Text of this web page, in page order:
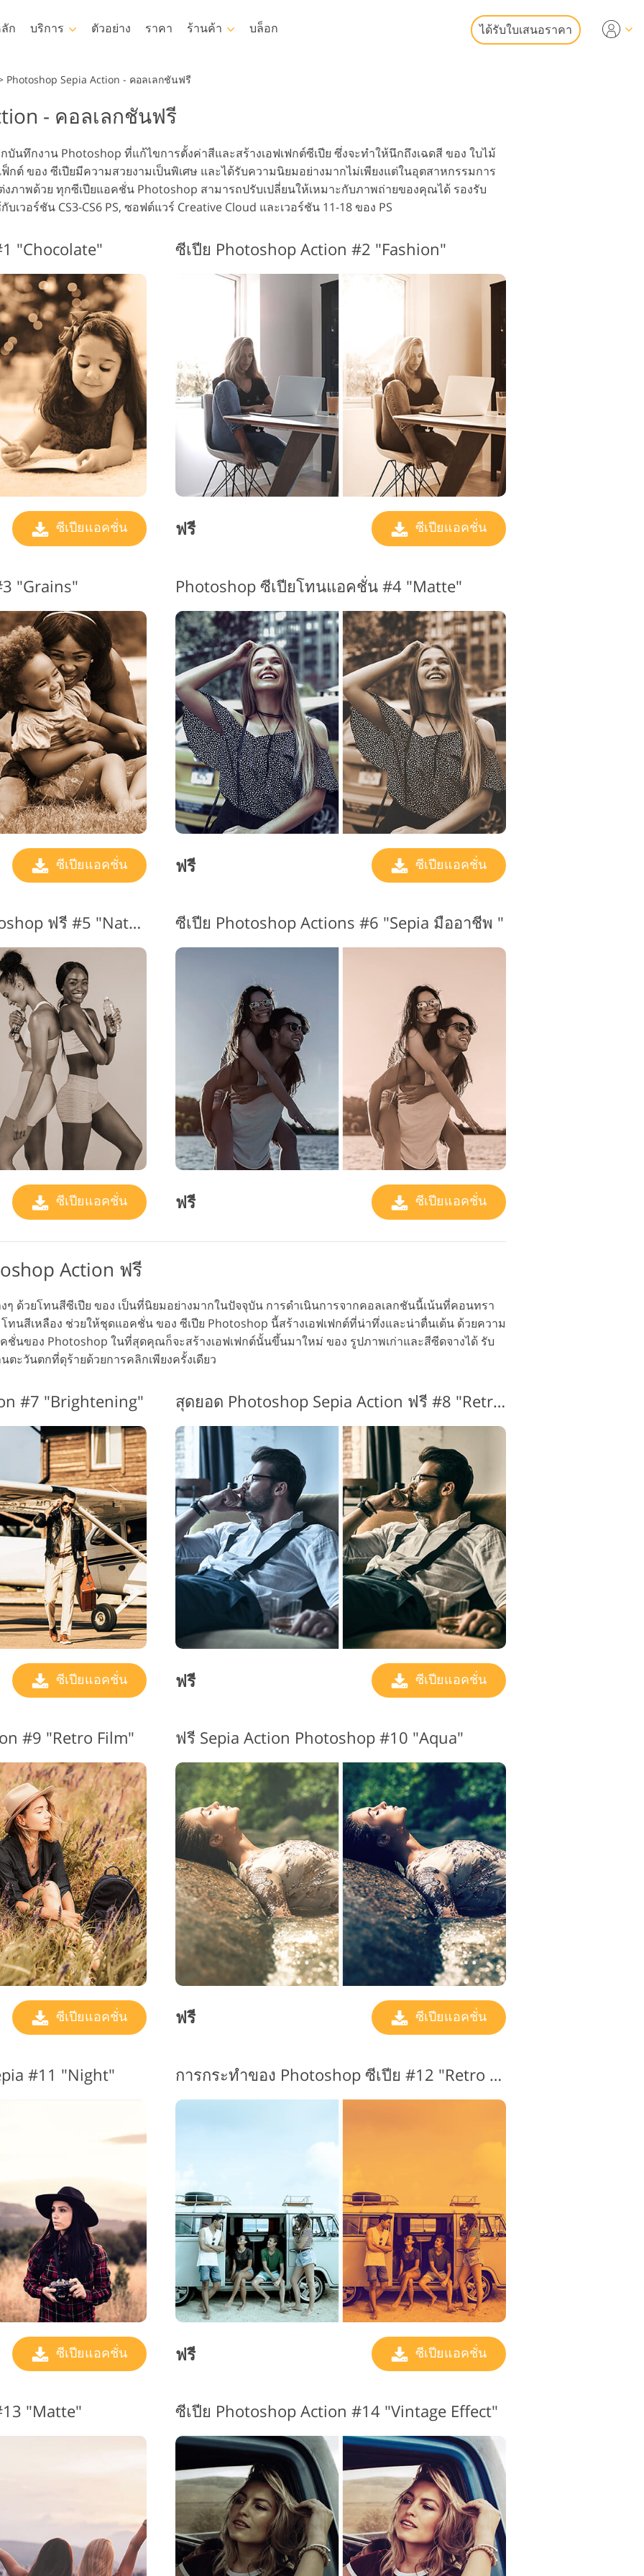
ก บริการ
อสังหาริมทรัพย์
เดลเสื้อผ้าที่สร้างโดย AI การจัดการรูปภาพ ถ่ายรูปเป็นบริการ
บริการรีทัชเครื่องประดับ ข้อมูลการฝึกอบรม AI
ตัวอย่าง ราคา ร้านค้า
Photoshop
Actions
อร์เลย์ Photoshop
Textures
คอลเลกชัน
มด
ด
Templates
แม่แบบ
การ์ดวันวาเลนไทน์
คำเชิญงานแต่งงาน
คำเชิญวันเกิดของเด็ก
บล็อก ได้รับใบเสนอราคา
Photoshop Sepia Action - คอลเลกชันฟรี
- คอลเลกชันฟรี
นทึกงาน Photoshop ที่แก้ไขการตั้งค่าสีและสร้างเอฟเฟกต์ซีเปีย ซึ่งจะทำให้นึกถึงเฉดสี ของ ใบไม้
กต์ ของ ซีเปียมีความสวยงามเป็นพิเศษ และได้รับความนิยมอย่างมากไม่เพียงแต่ในอุตสาหกรรมการ
ภาพด้วย ทุกซีเปียแอคชั่น Photoshop สามารถปรับเปลี่ยนให้เหมาะกับภาพถ่ายของคุณได้ รองรับ
เวอร์ชัน CS3-CS6 PS, ซอฟต์แวร์ Creative Cloud และเวอร์ชัน 11-18 ของ PS
"Chocolate"
ซีเปียแอคชั่น
ซีเปีย Photoshop Action #2 "Fashion"
ฟรี ซีเปียแอคชั่น
"Grains"
ซีเปียแอคชั่น
Photoshop ซีเปียโทนแอคชั่น #4 "Matte"
ฟรี ซีเปียแอคชั่น
Sepia Action สำหรับ Photoshop ฟรี #5 "Nature"
ซีเปียแอคชั่น
ซีเปีย Photoshop Actions #6 "Sepia มืออาชีพ "
ฟรี ซีเปียแอคชั่น
Action ฟรี
ๆ ด้วยโทนสีซีเปีย ของ เป็นที่นิยมอย่างมากในปัจจุบัน การดำเนินการจากคอลเลกชันนี้เน้นที่คอนทรา
ทนสีเหลือง ช่วยให้ชุดแอคชั่น ของ ซีเปีย Photoshop นี้สร้างเอฟเฟกต์ที่น่าทึ่งและน่าตื่นเต้น ด้วยความ
ชั่นของ Photoshop ในที่สุดคุณก็จะสร้างเอฟเฟกต์นั้นขึ้นมาใหม่ ของ รูปภาพเก่าและสีซีดจางได้ รับ
ตะวันตกที่ดุร้ายด้วยการคลิกเพียงครั้งเดียว
#7 "Brightening"
ซีเปียแอคชั่น
สุดยอด Photoshop Sepia Action ฟรี #8 "Retro Colors"
ฟรี ซีเปียแอคชั่น
#9 "Retro Film"
ซีเปียแอคชั่น
ฟรี Sepia Action Photoshop #10 "Aqua"
ฟรี ซีเปียแอคชั่น
#11 "Night"
ซีเปียแอคชั่น
การกระทำของ Photoshop ซีเปีย #12 "Retro Art"
ฟรี ซีเปียแอคชั่น
"Matte" ซีเปีย Photoshop Action #14 "Vintage Effect"